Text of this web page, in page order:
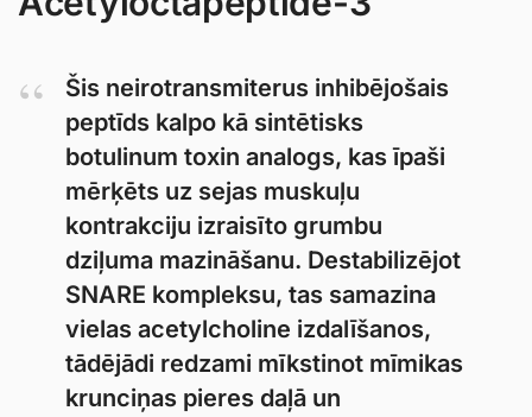
Šis neirotransmiterus inhibējošais
peptīds kalpo kā sintētisks
botulinum toxin analogs, kas īpaši
mērķēts uz sejas muskuļu
kontrakciju izraisīto grumbu
dziļuma mazināšanu. Destabilizējot
SNARE kompleksu, tas samazina
vielas acetylcholine izdalīšanos,
tādējādi redzami mīkstinot mīmikas
krunciņas pieres daļā un